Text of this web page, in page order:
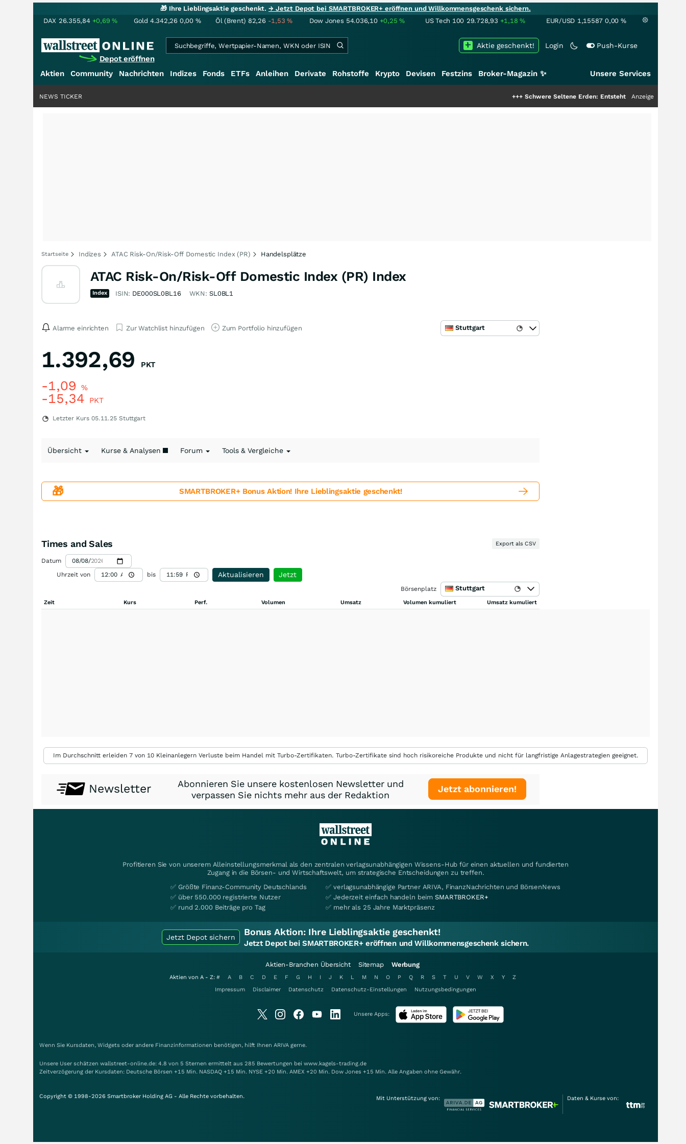
🎁 Ihre Lieblingsaktie geschenkt.→ Jetzt Depot bei SMARTBROKER+ eröffnen und Willkommensgeschenk sichern.
DAX 26.355,84 +0,69% Gold 4.342,26 0,00 % Öl (Brent) 82,26 -1,53% Dow Jones 54.036,10 +0,25% US Tech 100 29.728,93 +1,18% EUR/USD 1,15587 0,00 %
Depot eröffnen
Login Push-Kurse
Aktie geschenkt!
Aktien Community Nachrichten Indizes Fonds ETFs Anleihen Derivate Rohstoffe Krypto Devisen Festzins Broker-Magazin ✨ Unsere Services
Schwere Seltene Erden: Entsteht hier die nächste
Anzeige
NEWS TICKER
Startseite Indizes ATAC Risk-On/Risk-Off Domestic Index (PR) Handelsplätze
ATAC Risk-On/Risk-Off Domestic Index (PR) Index
Index ISIN: DE000SL0BL16 WKN: SL0BL1
Alarme einrichten Zur Watchlist hinzufügen Zum Portfolio hinzufügen Stuttgart
1.392,69 PKT
-1,09 %
-15,34 PKT
Letzter Kurs 05.11.25 Stuttgart
Übersicht Kurse & Analysen Forum Tools & Vergleiche
🎁 SMARTBROKER+ Bonus Aktion! Ihre Lieblingsaktie geschenkt!
Times and Sales Export als CSV
Datum
Uhrzeit von
bis Aktualisieren Jetzt
Börsenplatz Stuttgart
Zeit Kurs Perf. Volumen Umsatz Volumen kumuliert Umsatz kumuliert
Im Durchschnitt erleiden 7 von 10 Kleinanlegern Verluste beim Handel mit Turbo-Zertifikaten. Turbo-Zertifikate sind hoch risikoreiche Produkte und nicht für langfristige Anlagestrategien geeignet.
Newsletter
Abonnieren Sie unsere kostenlosen Newsletter und
verpassen Sie nichts mehr aus der Redaktion
Jetzt abonnieren!
Profitieren Sie von unserem Alleinstellungsmerkmal als den zentralen verlagsunabhängigen Wissens-Hub für einen aktuellen und fundierten
Zugang in die Börsen- und Wirtschaftswelt, um strategische Entscheidungen zu treffen.
✅ Größte Finanz-Community Deutschlands
✅ über 550.000 registrierte Nutzer
✅ rund 2.000 Beiträge pro Tag
✅ verlagsunabhängige Partner ARIVA, FinanzNachrichten und BörsenNews
✅ Jederzeit einfach handeln beimSMARTBROKER+
✅ mehr als 25 Jahre Marktpräsenz
Jetzt Depot sichern Bonus Aktion: Ihre Lieblingsaktie geschenkt!
Jetzt Depot bei SMARTBROKER+ eröffnen und Willkommensgeschenk sichern.
Aktien-Branchen Übersicht Sitemap Werbung
Aktien von A - Z: # A B C D E F G H I J K L M N O P Q R S T U V W X Y
Z
Impressum
Disclaimer Datenschutz Datenschutz-Einstellungen Nutzungsbedingungen
Unsere Apps:
Wenn Sie Kursdaten, Widgets oder andere Finanzinformationen benötigen, hilft Ihnen ARIVA gerne.
Unsere User schätzen wallstreet-online.de: 4.8 von 5 Sternen ermittelt aus 285 Bewertungen bei www.kagels-trading.de
Zeitverzögerung der Kursdaten: Deutsche Börsen +15 Min. NASDAQ +15 Min. NYSE +20 Min. AMEX +20 Min. Dow Jones +15 Min. Alle Angaben ohne Gewähr.
Copyright © 1998-2026 Smartbroker Holding AG - Alle Rechte vorbehalten. Mit Unterstützung von: Daten & Kurse von: